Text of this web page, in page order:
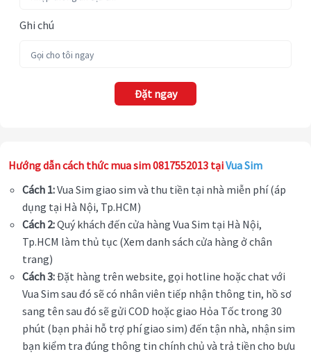
Ghi chú
Đặt ngay
Hướng dẫn cách thức mua sim 0817552013 tạiVua Sim
Cách 1:Vua Sim giao sim và thu tiền tại nhà miễn phí (áp
dụng tại Hà Nội, Tp.HCM)
Cách 2:Quý khách đến cửa hàng Vua Sim tại Hà Nội,
Tp.HCM làm thủ tục (Xem danh sách cửa hàng ở chân
trang)
Cách 3:Đặt hàng trên website, gọi hotline hoặc chat với
Vua Sim sau đó sẽ có nhân viên tiếp nhận thông tin, hồ sơ
sang tên sau đó sẽ gửi COD hoặc giao Hỏa Tốc trong 30
phút (bạn phải hỗ trợ phí giao sim) đến tận nhà, nhận sim
bạn kiểm tra đúng thông tin chính chủ và trả tiền cho bưu